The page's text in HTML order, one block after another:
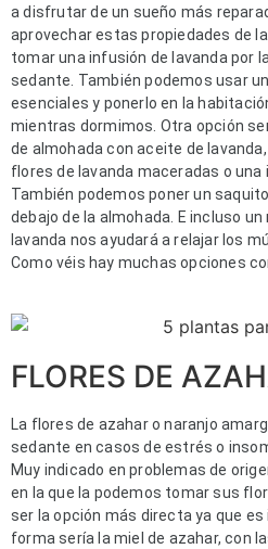
a disfrutar de un sueño más
aprovechar estas propiedades de
tomar una infusión de lavanda por
sedante. También podemos usar
esenciales y ponerlo en la
mientras dormimos. Otra opción
de almohada con aceite de
flores de lavanda maceradas o
También podemos poner un
debajo de la almohada. E incluso
lavanda nos ayudará a relajar los
Como véis hay muchas opciones
FLORES DE
La flores de azahar o naranjo
sedante en casos de estrés o
Muy indicado en problemas de
en la que la podemos tomar sus
ser la opción más directa ya que
forma sería la miel de azahar, con